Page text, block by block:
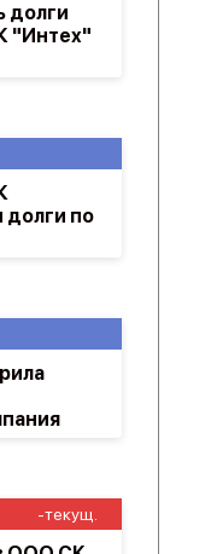
-текущ.
долги по
долги
"Интех"